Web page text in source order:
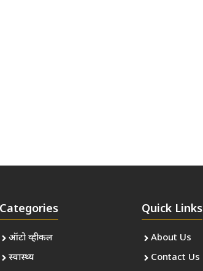
Categories
ऑटो व्हीकल
स्वास्थ्य
Quick Links
About Us
Contact Us